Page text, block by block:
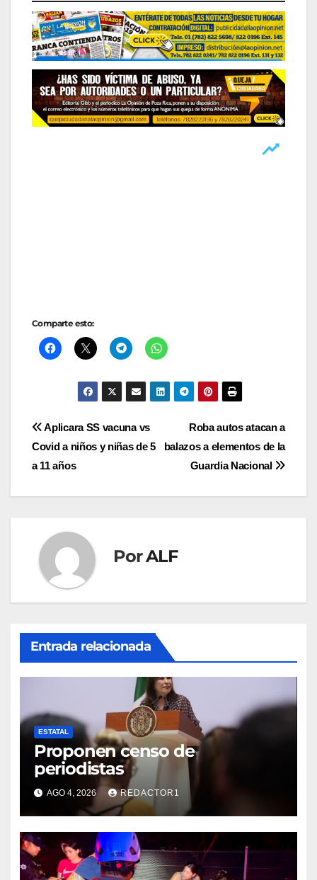
Comparte esto:
Navegación
de
entradas
Roba autos atacan a
balazos a elementos de la
Guardia Nacional
Aplicara SS vacuna vs
Covid a niños y niñas de 5
a 11 años
PorALF
Entrada relacionada
ESTATAL
Proponen censo de
periodistas
AGO 4, 2026 REDACTOR1